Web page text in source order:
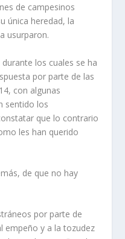
de campesinos
única heredad, la
usurparon.
los cuales se ha
por parte de las
con algunas
sentido los
que lo contrario
les han querido
de que no hay
por parte de
empeño y a la tozudez